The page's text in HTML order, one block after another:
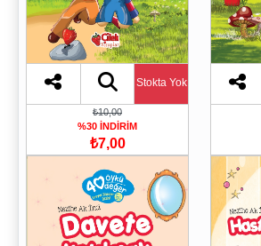
Stokta Yok
₺10,00
%30 İNDİRİM
₺7,00